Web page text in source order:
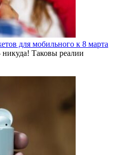
для мобильного к 8 марта
никуда! Таковы реалии